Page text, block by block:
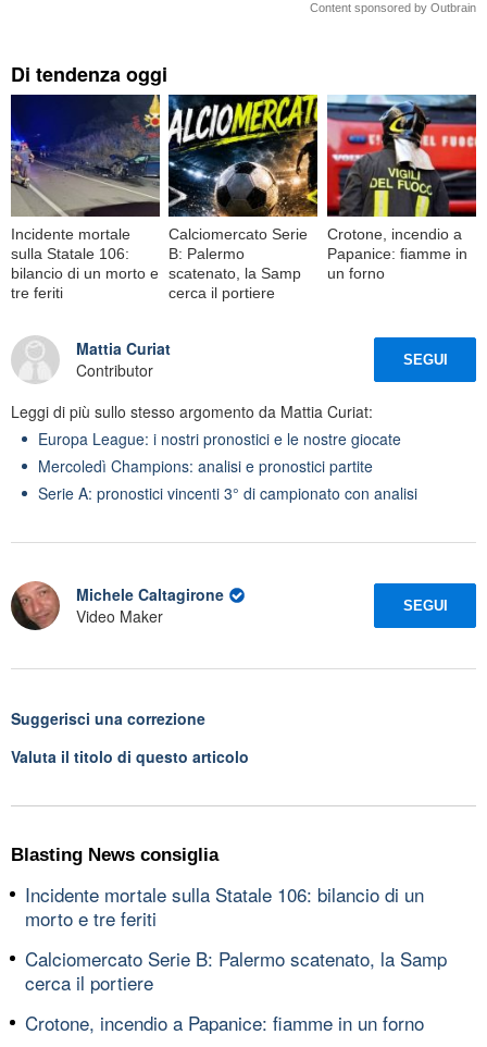
Content sponsored by Outbrain
Di tendenza oggi
Incidente mortale
sulla Statale 106:
bilancio di un morto e
tre feriti
Calciomercato Serie
B: Palermo
scatenato, la Samp
cerca il portiere
Crotone, incendio a
Papanice: fiamme in
un forno
Mattia Curiat
Contributor
SEGUI
Leggi di più sullo stesso argomento da Mattia Curiat:
Europa League: i nostri pronostici e le nostre giocate
Mercoledì Champions: analisi e pronostici partite
Serie A: pronostici vincenti 3° di campionato con analisi
Michele Caltagirone
Video Maker
SEGUI
Suggerisci una correzione
Valuta il titolo di questo articolo
Blasting News consiglia
Incidente mortale sulla Statale 106: bilancio di un
morto e tre feriti
Calciomercato Serie B: Palermo scatenato, la Samp
cerca il portiere
Crotone, incendio a Papanice: fiamme in un forno